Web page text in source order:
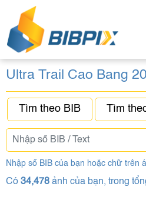
Ultra Trail Cao Bang
Tìm theo BIB Tìm
Nhập số BIB của bạn hoặc chữ trên
Có 34,478 ảnh của bạn, trong